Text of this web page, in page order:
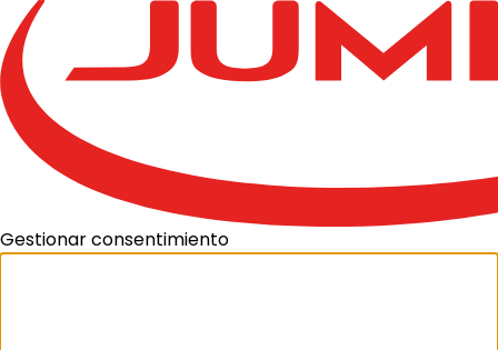
Gestionar consentimiento